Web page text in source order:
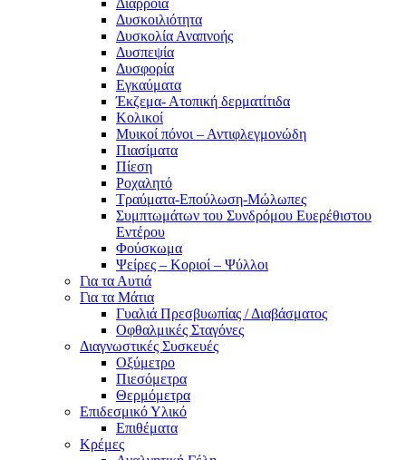
Διάρροια
Δυσκοιλιότητα
Δυσκολία Αναπνοής
Δυσπεψία
Δυσφορία
Εγκαύματα
Έκζεμα- Ατοπική δερματίτιδα
Κολικοί
Μυικοί πόνοι – Αντιφλεγμονώδη
Πιασίματα
Πίεση
Ροχαλητό
Τραύματα-Επούλωση-Μώλωπες
Συμπτωμάτων του Συνδρόμου Ευερέθιστου
Εντέρου
Φούσκωμα
Ψείρες – Κοριοί – Ψύλλοι
Για τα Αυτιά
Για τα Μάτια
Γυαλιά Πρεσβυωπίας / Διαβάσματος
Οφθαλμικές Σταγόνες
Διαγνωστικές Συσκευές
Οξύμετρο
Πιεσόμετρα
Θερμόμετρα
Επιδεσμικό Υλικό
Επιθέματα
Κρέμες